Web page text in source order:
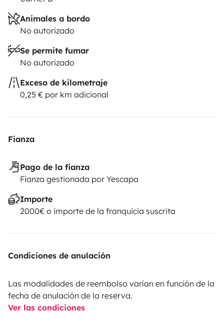
Animales a bordo
No autorizado
Se permite fumar
No autorizado
Exceso de kilometraje
0,25 € por km adicional
Fianza
Pago de la fianza
Fianza gestionada por Yescapa
Importe
2000€ o importe de la franquicia suscrita
Condiciones de anulación
Las modalidades de reembolso varían en función de la
fecha de anulación de la reserva.
Ver las condiciones